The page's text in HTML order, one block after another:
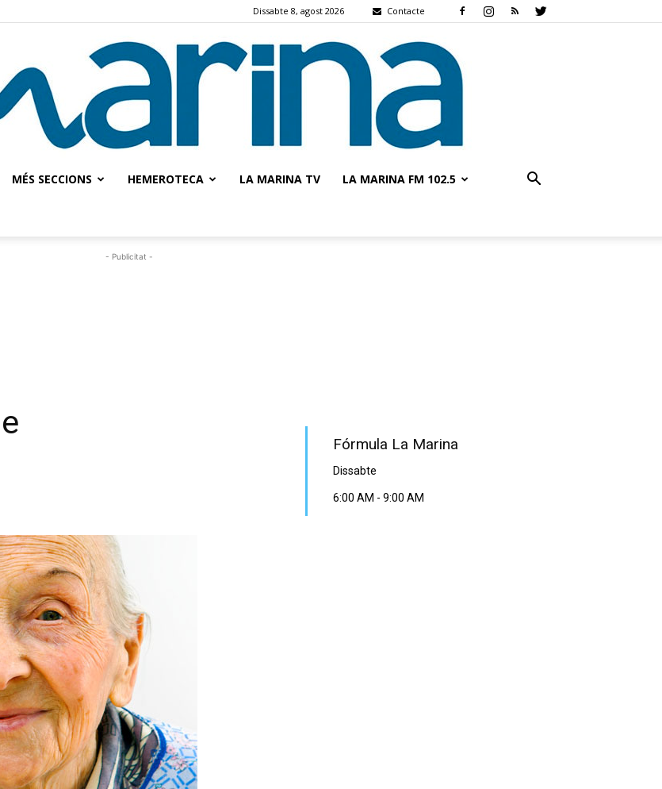
Dissabte 8, agost 2026 Contacte
MÉS SECCIONS HEMEROTECA LA MARINA TV LA MARINA FM 102.5
- Publicitat -
Fórmula La Marina
Dissabte
6:00 AM - 9:00 AM